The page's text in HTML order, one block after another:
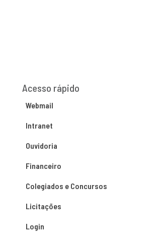
Acesso rápido
Webmail
Intranet
Ouvidoria
Financeiro
Colegiados e Concursos
Licitações
Login